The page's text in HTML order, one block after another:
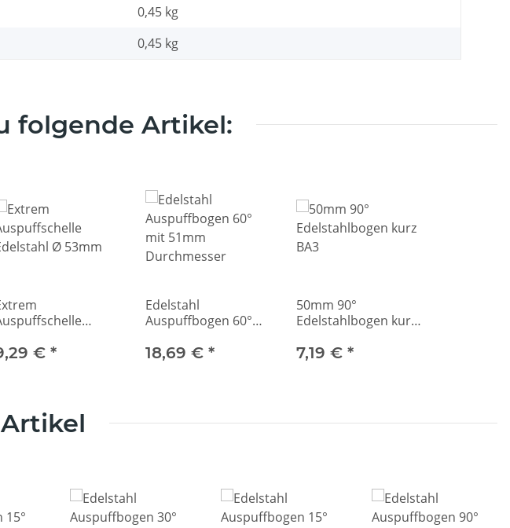
0,45 kg
0,45 kg
folgende Artikel:
€ *
Edelstahl
Auspuffbogen 60°
Durchmesser
18,69 € *
50mm 90°
Edelstahlbogen kurz
7,19 € *